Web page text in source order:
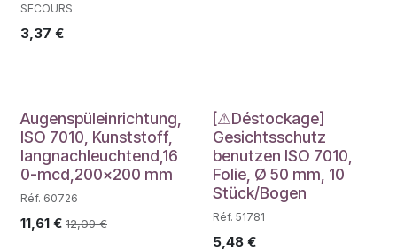
SECOURS
3,37 €
Augenspüleinrichtung,
ISO 7010, Kunststoff,
langnachleuchtend,16
0-mcd,200x200 mm
Réf. 60726
11,61 € 12,09€
Déstockage
[⚠Déstockage]
Gesichtsschutz
benutzen ISO 7010,
Folie, Ø 50 mm, 10
Stück/Bogen
Réf. 51781
5,48€